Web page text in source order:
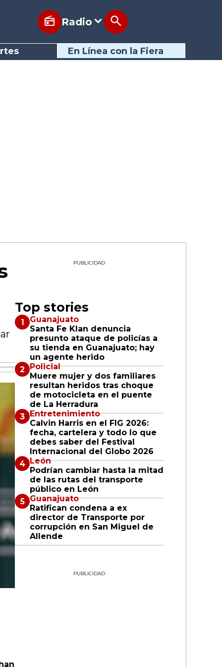
Radio
En Línea con la Fiera
PUBLICIDAD
Top stories
Guanajuato
Santa Fe Klan denuncia
presunto ataque de policías a
su tienda en Guanajuato; hay
un agente herido
Policial
Muere mujer y dos familiares
resultan heridos tras choque
de motocicleta en el puente
de La Herradura
Entretenimiento
Calvin Harris en el FIG 2026:
fecha, cartelera y todo lo que
debes saber del Festival
Internacional del Globo 2026
León
Podrían cambiar hasta la mitad
de las rutas del transporte
público en León
Guanajuato
Ratifican condena a ex
director de Transporte por
corrupción en San Miguel de
Allende
PUBLICIDAD